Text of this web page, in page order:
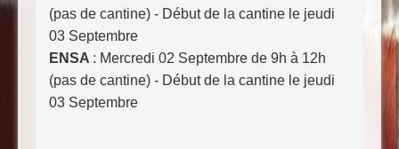
(pas de cantine) - Début de la cantine le jeudi
03 Septembre
ENSA : Mercredi 02 Septembre de 9h à 12h
(pas de cantine) - Début de la cantine le jeudi
03 Septembre